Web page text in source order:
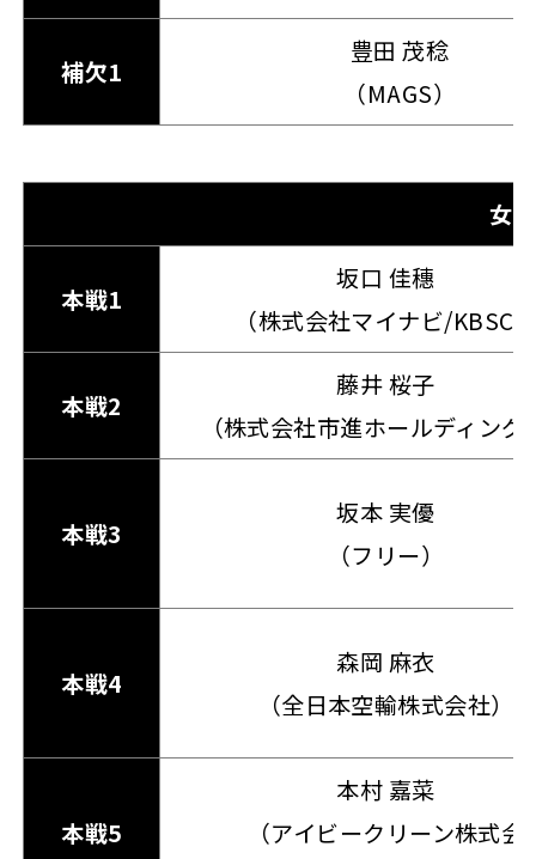
補欠1
豊田 茂稔
（MAGS）
女子
本戦1
坂口 佳穗
（株式会社マイナビ/KBSC）
本戦2
藤井 桜子
（株式会社市進ホールディング
本戦3
坂本 実優
（フリー）
本戦4
森岡 麻衣
（全日本空輸株式会社）
本戦5
本村 嘉菜
（アイビークリーン株式会